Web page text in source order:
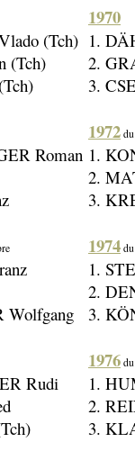
(Tch)
(Tch)
Roman
Wolfgang
Rudi
1970
1.
2.
3.
1972
1.
2.
3.
1974
1.
2.
3.
1976
1.
2.
3.